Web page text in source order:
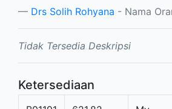
Drs Solih Rohyana - Nama
Tidak Tersedia Deskripsi
Ketersediaan